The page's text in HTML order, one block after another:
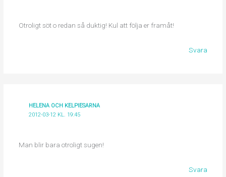
Otroligt söt o redan så duktig! Kul att följa er framåt!
Svara
HELENA OCH KELPIESARNA
2012-03-12 KL. 19:45
Man blir bara otroligt sugen!
Svara